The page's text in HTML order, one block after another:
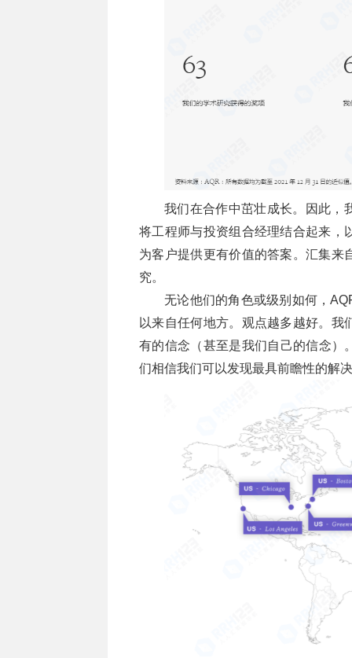
我们在合作中茁壮成长。因此，
将工程师与投资组合经理结合起来，
为客户提供更有价值的答案。汇集来
究。
无论他们的角色或级别如何，
以来自任何地方。观点越多越好。
有的信念（甚至是我们自己的信念
们相信我们可以发现最具前瞻性的解